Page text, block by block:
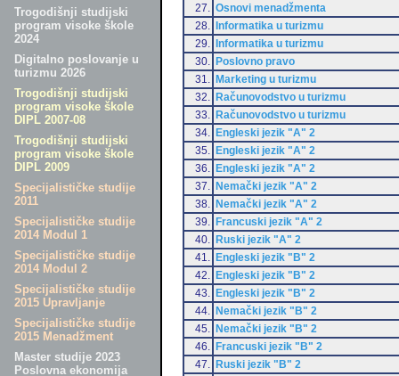
Trogodišnji studijski
program visoke škole
2024
Digitalno poslovanje u
turizmu 2026
Trogodišnji studijski
program visoke škole
DIPL 2007-08
Trogodišnji studijski
program visoke škole
DIPL 2009
Specijalističke studije
2011
Specijalističke studije
2014 Modul 1
Specijalističke studije
2014 Modul 2
Specijalističke studije
2015 Upravljanje
Specijalističke studije
2015 Menadžment
Master studije 2023
Poslovna ekonomija
27.
Osnovi menadžmenta
28.
Informatika u turizmu
29.
Informatika u turizmu
30.
Poslovno pravo
31.
Marketing u turizmu
32.
Računovodstvo u turizmu
33.
Računovodstvo u turizmu
34.
Engleski jezik "A" 2
35.
Engleski jezik "A" 2
36.
Engleski jezik "A" 2
37.
Nemački jezik "A" 2
38.
Nemački jezik "A" 2
39.
Francuski jezik "A" 2
40.
Ruski jezik "A" 2
41.
Engleski jezik "B" 2
42.
Engleski jezik "B" 2
43.
Engleski jezik "B" 2
44.
Nemački jezik "B" 2
45.
Nemački jezik "B" 2
46.
Francuski jezik "B" 2
47.
Ruski jezik "B" 2